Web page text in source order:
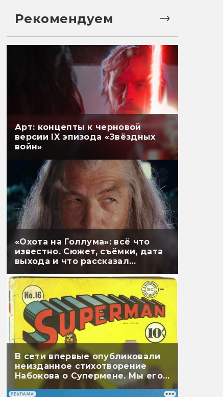
Рекомендуем
Арт: концепты к черновой
версии IX эпизода «Звёздных
войн»
«Охота на Голлума»: всё что
известно. Сюжет, съёмки, дата
выхода и что рассказал
В сети впервые опубликовали
неизданное стихотворение
Набокова о Супермене. Мы его
перевели
РЕКЛАМА